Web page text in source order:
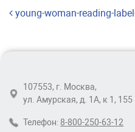
Навигация по
young-woman-reading-
107553, г. Москва,
ул. Амурская, д. 1А, к 1, 155
Телефон: 8-800-250-63-12